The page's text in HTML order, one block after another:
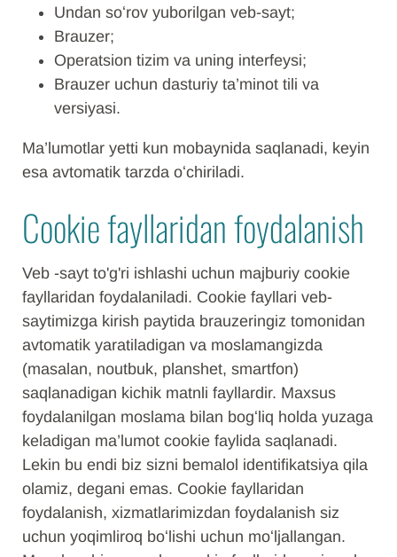
Undan soʻrov yuborilgan veb-sayt;
Brauzer;
Operatsion tizim va uning interfeysi;
Brauzer uchun dasturiy ta’minot tili va
versiyasi.
Ma’lumotlar yetti kun mobaynida saqlanadi, keyin
esa avtomatik tarzda oʻchiriladi.
Cookie fayllaridan foydalanish
Veb -sayt to'g'ri ishlashi uchun majburiy cookie
fayllaridan foydalaniladi. Cookie fayllari veb-
saytimizga kirish paytida brauzeringiz tomonidan
avtomatik yaratiladigan va moslamangizda
(masalan, noutbuk, planshet, smartfon)
saqlanadigan kichik matnli fayllardir. Maxsus
foydalanilgan moslama bilan bogʻliq holda yuzaga
keladigan ma’lumot cookie faylida saqlanadi.
Lekin bu endi biz sizni bemalol identifikatsiya qila
olamiz, degani emas. Cookie fayllaridan
foydalanish, xizmatlarimizdan foydalanish siz
uchun yoqimliroq boʻlishi uchun moʻljallangan.